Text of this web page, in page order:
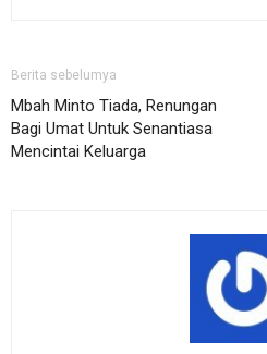
Berita sebelumya
Mbah Minto Tiada, Renungan
Bagi Umat Untuk Senantiasa
Mencintai Keluarga